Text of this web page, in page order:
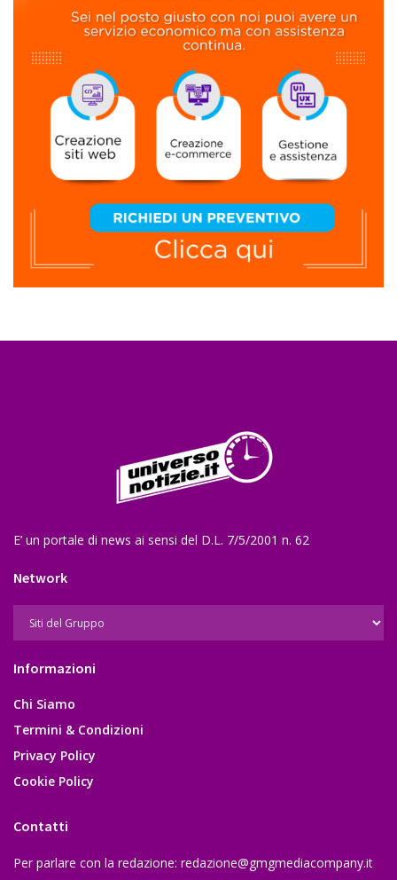
E’ un portale di news ai sensi del D.L. 7/5/2001 n. 62
Network
Informazioni
Chi Siamo
Termini & Condizioni
Privacy Policy
Cookie Policy
Contatti
Per parlare con la redazione: redazione@gmgmediacompany.it